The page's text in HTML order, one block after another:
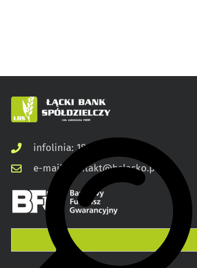
infolinia: 18 545 03 00
e-mail: kontakt@bslacko.pl